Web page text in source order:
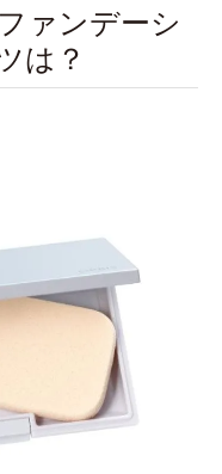
ァンデーシ
は？